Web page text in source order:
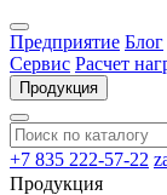
Предприятие Блог
Сервис Расчет
Продукция
+7 835 222-57-22
Продукция